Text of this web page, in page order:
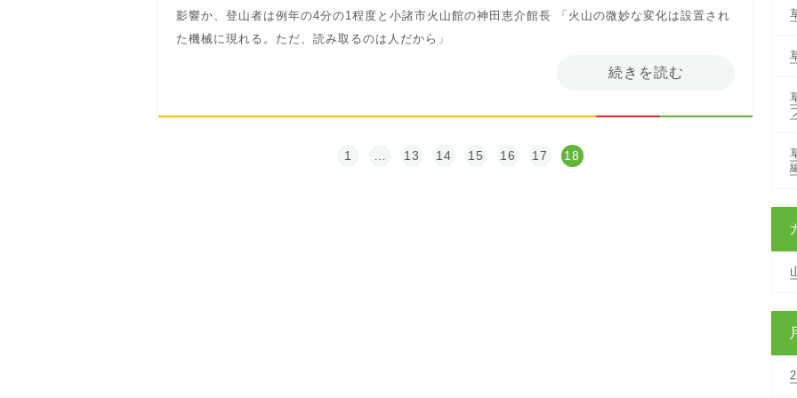
影響か、登山者は例年の4分の1程度と小諸市火山館の神田恵介館長 「火山の微妙な変化は設置され
た機械に現れる。ただ、読み取るのは人だから」
続きを読む
1 13 14 15 16 17 18